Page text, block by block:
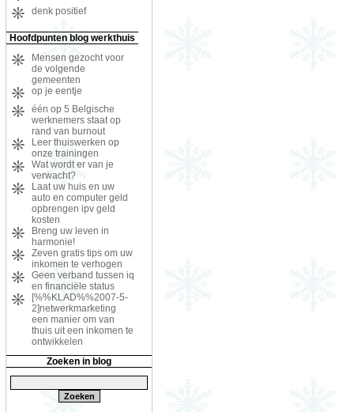
denk positief
Hoofdpunten blog werkthuis
Mensen gezocht voor
de volgende
gemeenten
op je eentje
één op 5 Belgische
werknemers staat op
rand van burnout
Leer thuiswerken op
onze trainingen
Wat wordt er van je
verwacht?
Laat uw huis en uw
auto en computer geld
opbrengen ipv geld
kosten
Breng uw leven in
harmonie!
Zeven gratis tips om uw
inkomen te verhogen
Geen verband tussen iq
en financiële status
[%%KLAD%%2007-5-
2]netwerkmarketing
een manier om van
thuis uit een inkomen te
ontwikkelen
Zoeken in blog